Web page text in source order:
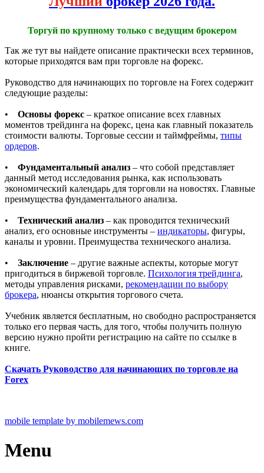
Торгуй по крупному только с ведущим брокером
Так же тут вы найдете описание практически всех терминов,
которые приходятся вам при торговле на форекс.
Руководство для начинающих по торговле на Forex содержит
следующие разделы:
• Основы форекс – краткое описание всех главных
моментов трейдинга на форекс, цена как главный показатель
стоимости валюты. Торговые сессии и таймфреймы, типы
ордеров.
• Фундаментальный анализ – что собой представляет
данный метод исследования рынка, как использовать
экономический календарь для торговли на новостях. Главные
преимущества фундаментального анализа.
• Технический анализ – как проводится технический
анализ, его основные инструменты – индикаторы, фигуры,
каналы и уровни. Преимущества технического анализа.
• Заключение – другие важные аспекты, которые могут
пригодиться в биржевой торговле. Психология трейдинга,
методы управления рисками, рекомендации по выбору
брокера, нюансы открытия торгового счета.
Учебник является бесплатным, но свободно распространяется
только его первая часть, для того, чтобы получить полную
версию нужно пройти регистрацию на сайте по ссылке в
книге.
Скачать Руководство для начинающих по торговле на
Forex
mobile template by mobilemews.com
Menu